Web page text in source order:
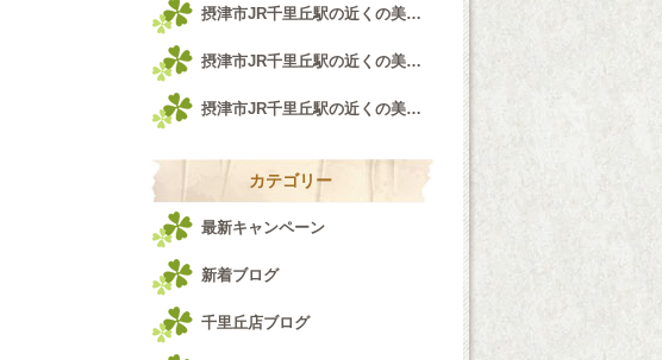
摂津市JR千里丘駅の近くの美容室airfeel千里丘店！！！
摂津市JR千里丘駅の近くの美容室airfeel千里丘店♪
摂津市JR千里丘駅の近くの美容室airfeel千里丘店♪
カテゴリー
最新キャンペーン
新着ブログ
千里丘店ブログ